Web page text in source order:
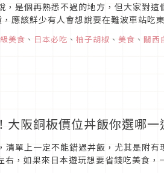
是個再熟悉不過的地方，但大家對這
應該鮮少有人會想說要在難波車站吃
美食 、 日本必吃 、 柚子胡椒 、 美食 、 關西
阪銅板價位丼飯你選哪一
單上一定不能錯過丼飯，尤其是附
，如果來日本遊玩想要省錢吃美食，